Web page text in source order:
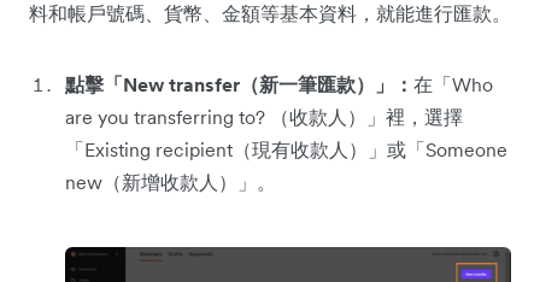
料和帳戶號碼、貨幣、金額等基本資料，就能進行匯款。
點擊「New transfer（新一筆匯款）」： 在「Who
are you transferring to? （收款人）」裡，選擇
「Existing recipient（現有收款人）」或「Someone
new（新增收款人）」。